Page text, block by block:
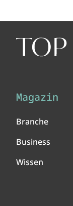
Magazin
Branche
Business
Wissen